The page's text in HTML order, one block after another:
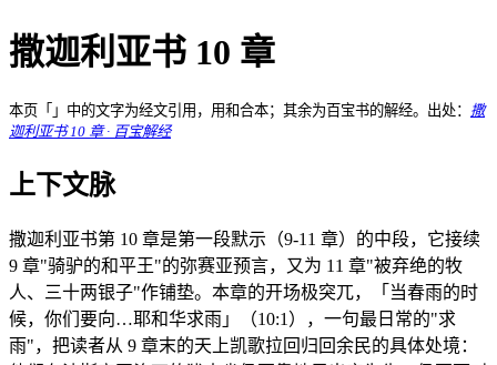
撒迦利亚书 10 章
本页「」中的文字为经文引用，用和合本；其余为百宝书的解经。出处： 撒
迦利亚书 10 章 · 百宝解经
上下文脉
撒迦利亚书第 10 章是第一段默示（9-11 章）的中段，它接续
9 章"骑驴的和平王"的弥赛亚预言，又为 11 章"被弃绝的牧
人、三十两银子"作铺垫。本章的开场极突兀，「当春雨的时
候，你们要向…耶和华求雨」（10:1），一句最日常的"求
雨"，把读者从 9 章末的天上凯歌拉回归回余民的具体处境：